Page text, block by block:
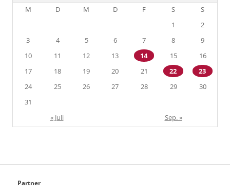
M
D M D F S
S
1
2
3
4 5 6 7 8
9
10
11 12 13 14 15
16
17
18 19 20 21 22
23
24
25 26 27 28 29
30
31
« Juli
Sep. »
Partner